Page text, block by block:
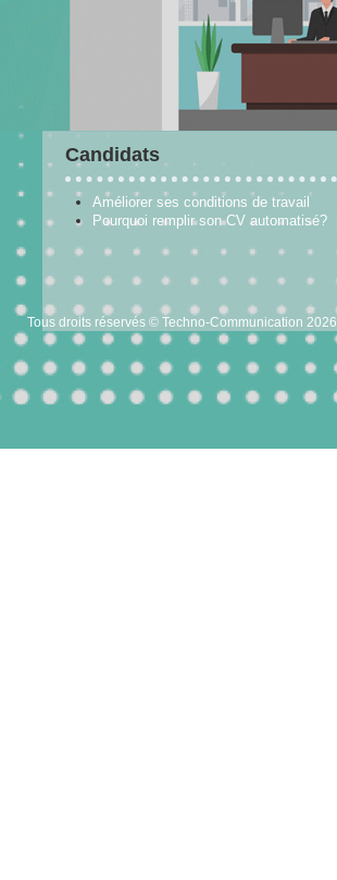
Candidats
Améliorer ses conditions de travail
Pourquoi remplir son CV automatisé?
Tous droits réservés © Techno-Communication 2026